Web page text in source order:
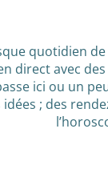
quotidien
direct avec
ici ou un
; des